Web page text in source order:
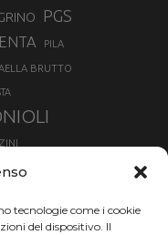
tecnologie come i cookie
del dispositivo. Il
PGS
PILA
BRUTTO
SKICROSS